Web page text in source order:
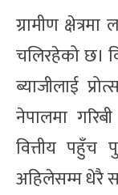
ग्रामीण
चलिरहेको छ।
ब्याजीलाई
नेपालमा
वित्तीय पहुँच
अहिलेसम्म धेरै